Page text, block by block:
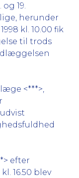
19.
herunder
kl. 10.00 fik
til trods
<***>,
efter
16.50 blev